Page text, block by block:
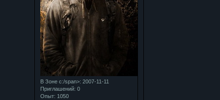
В Зоне с:/span>: 2007-11-11
Приглашений: 0
Опыт: 1050